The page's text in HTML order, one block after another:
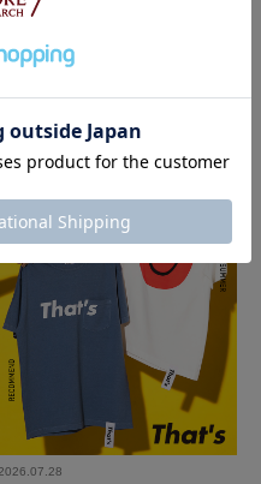
いい
176～180cm 体型:小柄
使いやすさ
ボンに合わせられます。
2026 AUTUMN LO